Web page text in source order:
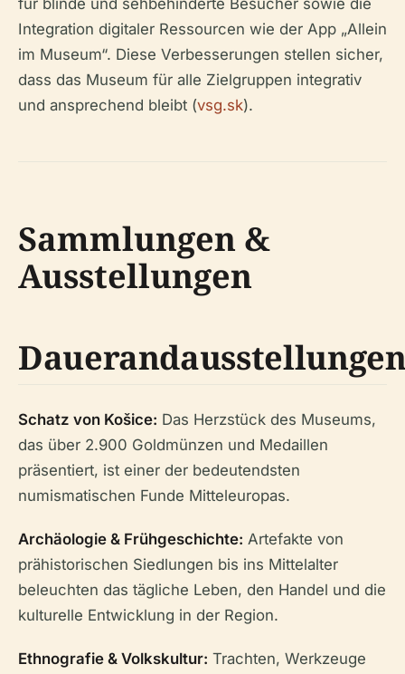
für blinde und sehbehinderte Besucher sowie die
Integration digitaler Ressourcen wie der App „Allein
im Museum“. Diese Verbesserungen stellen sicher,
dass das Museum für alle Zielgruppen integrativ
und ansprechend bleibt (vsg.sk).
Sammlungen &
Ausstellungen
Schatz von Košice: Das Herzstück des Museums,
das über 2.900 Goldmünzen und Medaillen
präsentiert, ist einer der bedeutendsten
numismatischen Funde Mitteleuropas.
Archäologie & Frühgeschichte: Artefakte von
prähistorischen Siedlungen bis ins Mittelalter
beleuchten das tägliche Leben, den Handel und die
kulturelle Entwicklung in der Region.
Ethnografie & Volkskultur: Trachten, Werkzeuge